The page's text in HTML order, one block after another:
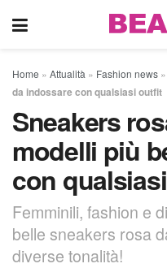
Home » Attualità » Fashion news »
da indossare con qualsiasi outfit
Sneakers
modelli più
con
Femminili, fashion e
belle sneakers rosa
diverse tonalità!